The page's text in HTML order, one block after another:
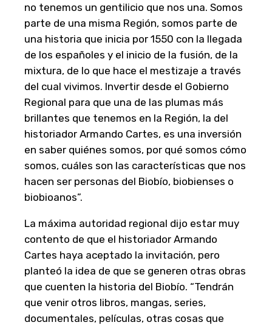
no tenemos un gentilicio que nos una. Somos
parte de una misma Región, somos parte de
una historia que inicia por 1550 con la llegada
de los españoles y el inicio de la fusión, de la
mixtura, de lo que hace el mestizaje a través
del cual vivimos. Invertir desde el Gobierno
Regional para que una de las plumas más
brillantes que tenemos en la Región, la del
historiador Armando Cartes, es una inversión
en saber quiénes somos, por qué somos cómo
somos, cuáles son las características que nos
hacen ser personas del Biobío, biobienses o
biobioanos”.
La máxima autoridad regional dijo estar muy
contento de que el historiador Armando
Cartes haya aceptado la invitación, pero
planteó la idea de que se generen otras obras
que cuenten la historia del Biobío. “Tendrán
que venir otros libros, mangas, series,
documentales, películas, otras cosas que